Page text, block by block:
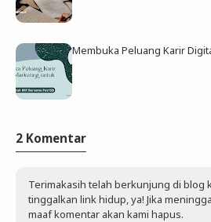
Membuka Peluang Karir
2 Komentar
Terimakasih telah berkunjung di blog
tinggalkan link hidup, ya! Jika
maaf komentar akan kami hapus.